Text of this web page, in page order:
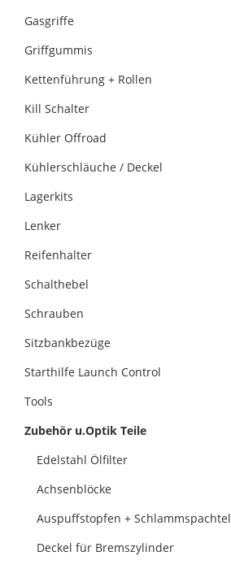
Gasgriffe
Griffgummis
Kettenführung + Rollen
Kill Schalter
Kühler Offroad
Kühlerschläuche / Deckel
Lagerkits
Lenker
Reifenhalter
Schalthebel
Schrauben
Sitzbankbezüge
Starthilfe Launch Control
Tools
Zubehör u.Optik Teile
Edelstahl Ölfilter
Achsenblöcke
Auspuffstopfen + Schlammspachtel
Deckel für Bremszylinder